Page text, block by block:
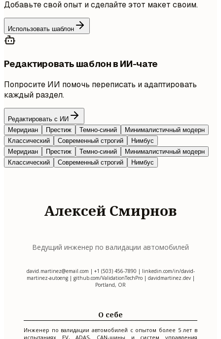
Добавьте свой опыт и сделайте этот макет своим.
Использовать шаблон
Редактировать шаблон в ИИ-чате
Попросите ИИ помочь переписать и адаптировать
каждый раздел.
Редактировать с ИИ
Меридиан
Престиж Темно-синий
Минималистичный модерн
Классический
Современный строгий
Нимбус
Меридиан
Престиж Темно-синий
Минималистичный модерн
Классический
Современный строгий Нимбус
Алексей Смирнов
Ведущий инженер по валидации автомобилей
david.martinez@email.com | +1 (503) 456-7890 | linkedin.com/in/david-
martinez-autoeng | github.com/ValidationTechPro | davidmartinez.dev |
Portland, OR
О себе
Инженер по валидации автомобилей с опытом более 5 лет в
испытаниях EV, ADAS, CAN-шины и систем управления